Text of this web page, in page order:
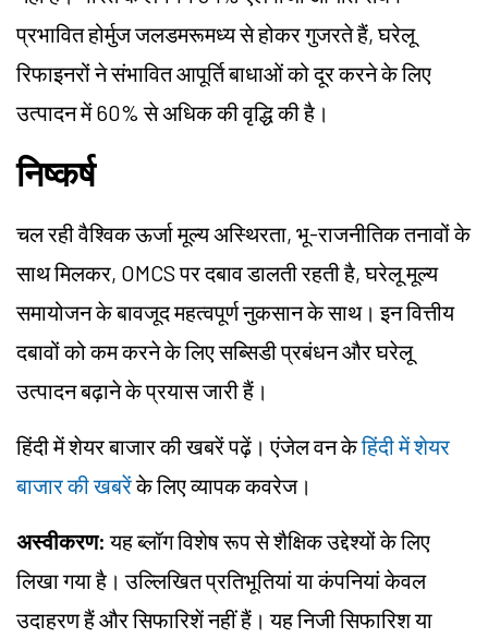
प्रभावित होर्मुज जलडमरूमध्य से होकर गुजरते हैं, घरेलू
रिफाइनरों ने संभावित आपूर्ति बाधाओं को दूर करने के लिए
उत्पादन में 60% से अधिक की वृद्धि की है।
निष्कर्ष
चल रही वैश्विक ऊर्जा मूल्य अस्थिरता, भू-राजनीतिक तनावों के
साथ मिलकर, OMCS पर दबाव डालती रहती है, घरेलू मूल्य
समायोजन के बावजूद महत्वपूर्ण नुकसान के साथ। इन वित्तीय
दबावों को कम करने के लिए सब्सिडी प्रबंधन और घरेलू
उत्पादन बढ़ाने के प्रयास जारी हैं।
हिंदी में शेयर बाजार की खबरें पढ़ें। एंजेल वन केहिंदी में शेयर
बाजार की खबरेंके लिए व्यापक कवरेज।
अस्वीकरण: यह ब्लॉग विशेष रूप से शैक्षिक उद्देश्यों के लिए
लिखा गया है। उल्लिखित प्रतिभूतियां या कंपनियां केवल
उदाहरण हैं और सिफारिशें नहीं हैं। यह निजी सिफारिश या